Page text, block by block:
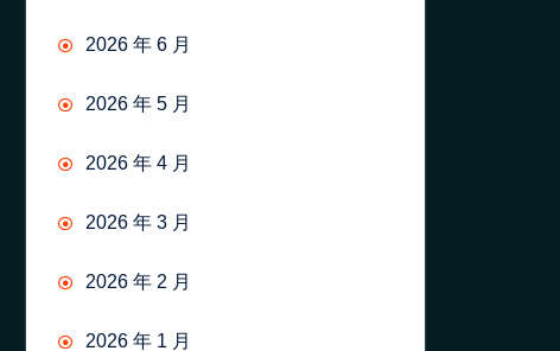
2026 年 6 月
2026 年 5 月
2026 年 4 月
2026 年 3 月
2026 年 2 月
2026 年 1 月